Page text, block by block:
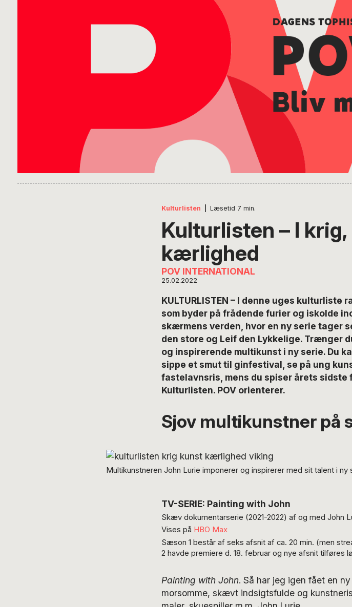
Kulturlisten Læsetid 7 min.
Kulturlisten – I
kærlighed
POV INTERNATIONAL
25.02.2022
KULTURLISTEN – I denne uges
som byder på frådende furier og iskolde
skærmens verden, hvor en ny serie tager
den store og Leif den Lykkelige. Trænger
og inspirerende multikunst i ny serie. Du
sippe et smut til ginfestival, se på ung
fastelavnsris, mens du spiser årets sidste
Kulturlisten. POV orienterer.
Sjov multikunstner på
Multikunstneren John Lurie imponerer og inspirerer med sit talent i
TV-SERIE: Painting with John
Skæv dokumentarserie (2021-2022) af og med John
Vises på HBO Max
Sæson 1 består af seks afsnit af ca. 20 min. (men
2 havde premiere d. 18. februar og nye afsnit tilføres
Painting with John. Så har jeg igen fået en
morsomme, skævt indsigtsfulde og